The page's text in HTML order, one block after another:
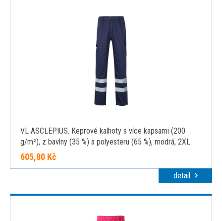
VL ASCLEPIUS. Keprové kalhoty s více kapsami (200
g/m²), z bavlny (35 %) a polyesteru (65 %), modrá, 2XL
605,80 Kč
detail